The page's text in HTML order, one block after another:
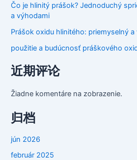
Čo je hlinitý prášok? Jednoduchý
a výhodami
Prášok oxidu hlinitého: priemyselný
použitie a budúcnosť práškového
近期评论
Žiadne komentáre na zobrazenie.
归档
jún 2026
február 2025